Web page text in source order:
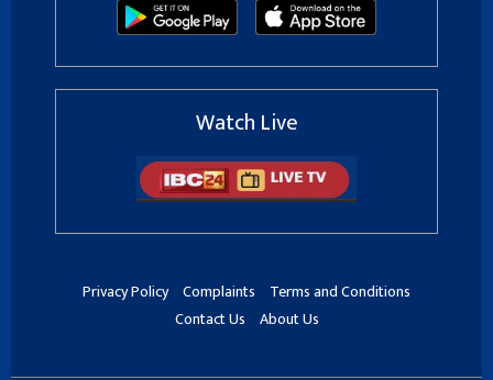
Watch Live
Privacy Policy Complaints
Terms and Conditions
Contact Us
About Us